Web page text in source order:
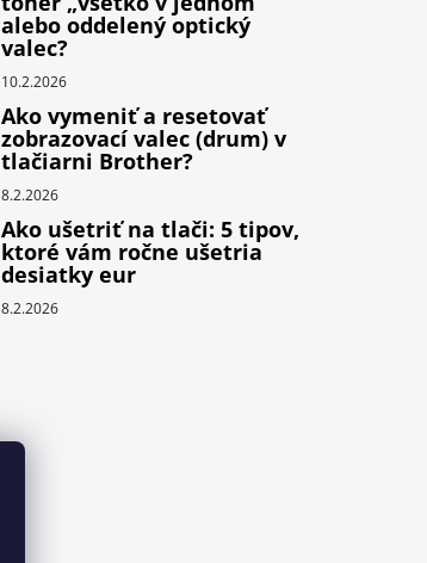
alebo oddelený optický
valec?
10.2.2026
Ako vymeniť a resetovať
zobrazovací valec (drum) v
tlačiarni Brother?
8.2.2026
Ako ušetriť na tlači: 5 tipov,
ktoré vám ročne ušetria
desiatky eur
8.2.2026